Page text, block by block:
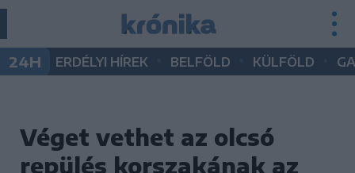
24H ERDÉLYI HÍREK BELFÖLD KÜLFÖLD
Véget vethet az olcsó
repülés korszakának az